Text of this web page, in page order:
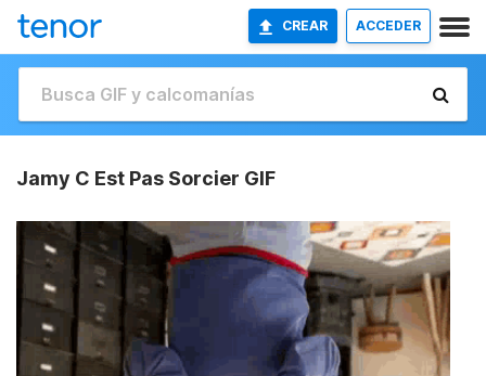
CREAR ACCEDER
Jamy C Est Pas Sorcier GIF